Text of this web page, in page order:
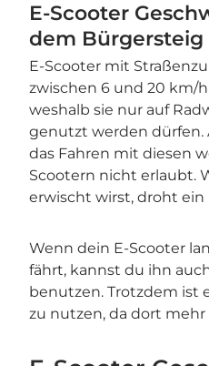
E-Scooter
dem Bürgersteig
E-Scooter mit
zwischen 6 und 20 km/
weshalb sie nur auf
genutzt werden dürfen.
das Fahren mit diesen
Scootern nicht erlaubt.
erwischt wirst, droht ein
Wenn dein E-Scooter
fährt, kannst du ihn
benutzen. Trotzdem ist
zu nutzen, da dort mehr